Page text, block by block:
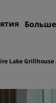
Больше
Lake